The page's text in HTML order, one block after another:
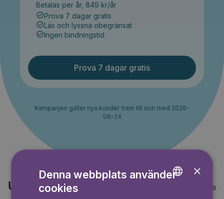
Betalas per år, 849 kr/år
Prova 7 dagar gratis
Läs och lyssna obegränsat
Ingen bindningstid
Prova 7 dagar gratis
Kampanjen gäller nya kunder fram till och med 2026-
08-24
Upptäck också Visa alla
×
Denna webbplats använder
cookies